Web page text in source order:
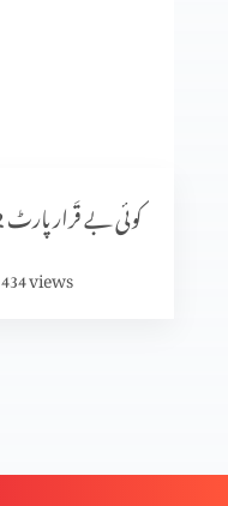
دو بھائی پارٹ 3
دو بھائی پارٹ 1
کوئی بے قَرار پارٹ 2
434views